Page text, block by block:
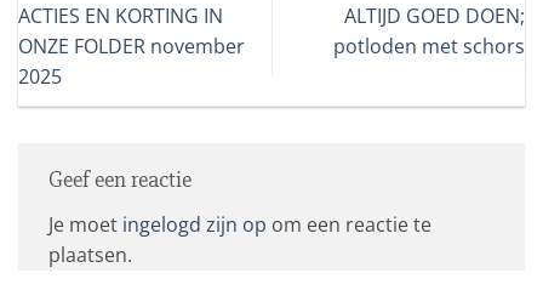
ACTIES EN KORTING IN
ONZE FOLDER november
2025
ALTIJD GOED DOEN;
potloden met schors
Geef een reactie
Je moet ingelogd zijn op om een reactie te
plaatsen.